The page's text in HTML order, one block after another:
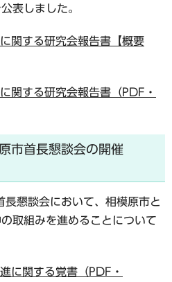
表しました。
関する研究会報告書【概要
関する研究会報告書（PDF・
市首長懇談会の開催
懇談会において、相模原市と
取組みを進めることについて
に関する覚書（PDF・